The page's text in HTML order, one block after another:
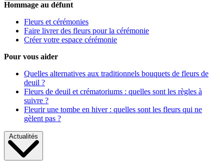
Hommage au défunt
Fleurs et cérémonies
Faire livrer des fleurs pour la cérémonie
Créer votre espace cérémonie
Pour vous aider
Quelles alternatives aux traditionnels bouquets de fleurs de
deuil ?
Fleurs de deuil et crématoriums : quelles sont les règles à
suivre ?
Fleurir une tombe en hiver : quelles sont les fleurs qui ne
gèlent pas ?
Actualités